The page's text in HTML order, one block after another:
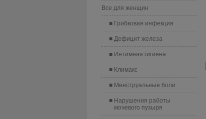
Все для женщин
Грибковая инфекция
Дефицит железа
Интимная гигиена
Климакс
Менструальные боли
Нарушения работы
мочевого пузыря